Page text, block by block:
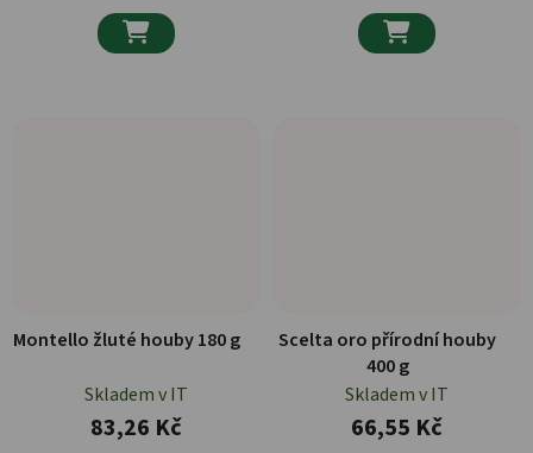
 
Montello žluté houby 180 g
Skladem v IT
83,26 Kč
Scelta oro přírodní houby
400 g
Skladem v IT
66,55 Kč